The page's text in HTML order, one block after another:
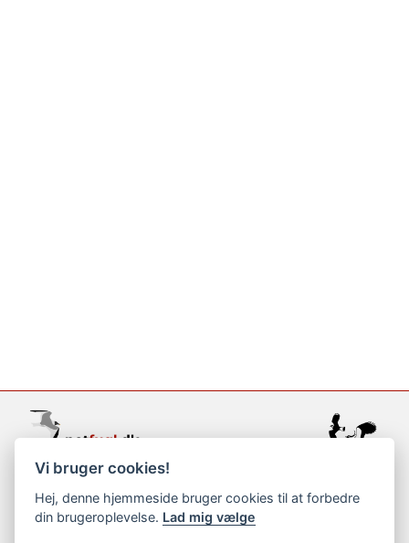
support@netfugl.dk
copyright © 2002-2023
Vi bruger cookies!
Hej, denne hjemmeside bruger cookies til at forbedre
din brugeroplevelse. Lad mig vælge